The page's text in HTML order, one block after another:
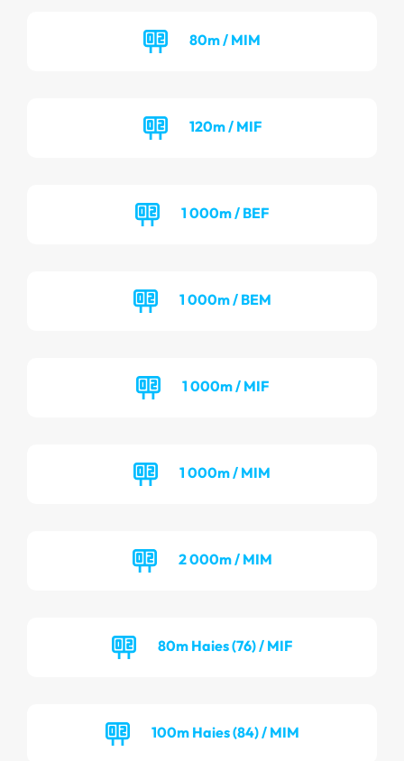
80m / MIM
120m / MIF
1 000m / BEF
1 000m / BEM
1 000m / MIF
1 000m / MIM
2 000m / MIM
80m Haies (76) / MIF
100m Haies (84) / MIM